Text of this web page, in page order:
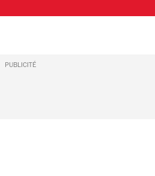
PUBLICITÉ